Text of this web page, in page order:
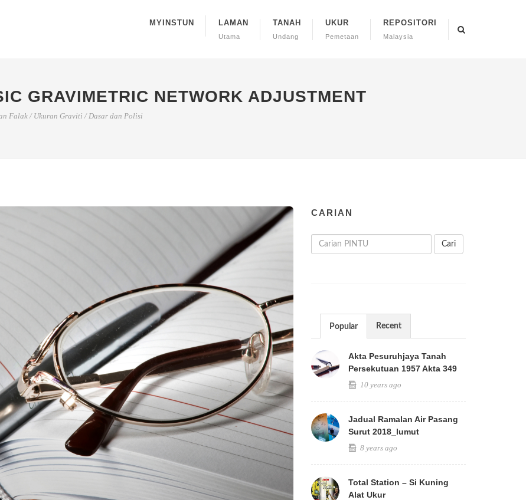
MYINSTUN LAMAN
Utama
TANAH
Undang
UKUR
Pemetaan
REPOSITORI
Malaysia
GRAVIMETRIC NETWORK ADJUSTMENT
Falak/ Ukuran Graviti /Dasar dan Polisi
CARIAN
Cari
Popular Recent
Akta Pesuruhjaya Tanah
Persekutuan 1957 Akta 349
10 years ago
Jadual Ramalan Air Pasang
Surut 2018_lumut
8 years ago
Total Station – Si Kuning
Alat Ukur